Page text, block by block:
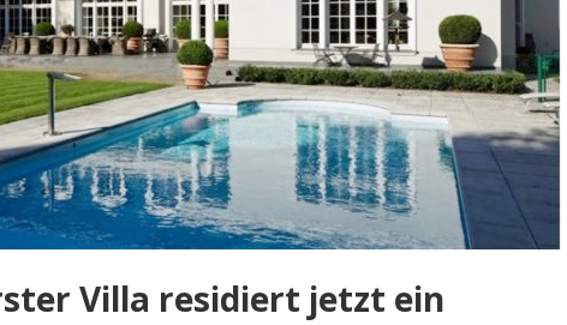
Villa residiert jetzt ein